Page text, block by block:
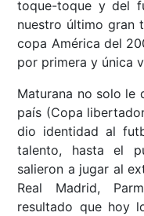
toque-toque y del
nuestro último gran
copa América del
por primera y única
Maturana no solo le
país (Copa
dio identidad al
talento, hasta el
salieron a jugar al
Real Madrid,
resultado que hoy